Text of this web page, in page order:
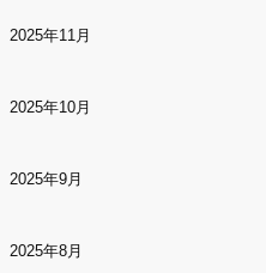
2025年11月
2025年10月
2025年9月
2025年8月